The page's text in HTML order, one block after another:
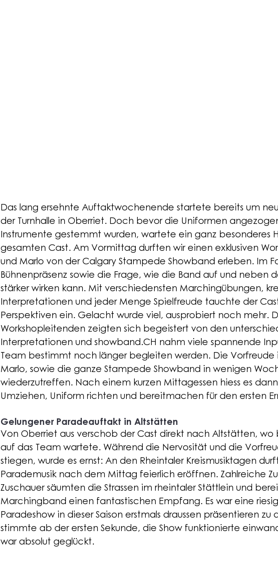
Das lang ersehnte Auftaktwochenende startete bereits um
der Turnhalle in Oberriet. Doch bevor die Uniformen
Instrumente gestemmt wurden, wartete ein ganz besonderes
gesamten Cast. Am Vormittag durften wir einen exklusiven
und Marlo von der Calgary Stampede Showband erleben. Im
Bühnenpräsenz sowie die Frage, wie die Band auf und neben
stärker wirken kann. Mit verschiedensten Marchingübungen,
Interpretationen und jeder Menge Spielfreude tauchte der
Perspektiven ein. Gelacht wurde viel, ausprobiert noch mehr.
Workshopleitenden zeigten sich begeistert von den
Interpretationen und showband.CH nahm viele spannende
Team bestimmt noch länger begleiten werden. Die Vorfreude
Marlo, sowie die ganze Stampede Showband in wenigen
wiederzutreffen. Nach einem kurzen Mittagessen hiess es dann
Umziehen, Uniform richten und bereitmachen für den ersten
Gelungener Paradeauftakt in Altstätten
Von Oberriet aus verschob der Cast direkt nach Altstätten, wo
auf das Team wartete. Während die Nervosität und die
stiegen, wurde es ernst: An den Rheintaler Kreismusiktagen
Parademusik nach dem Mittag feierlich eröffnen. Zahlreiche
Zuschauer säumten die Strassen im rheintaler Stättlein und
Marchingband einen fantastischen Empfang. Es war eine
Paradeshow in dieser Saison erstmals draussen präsentieren zu
stimmte ab der ersten Sekunde, die Show funktionierte
war absolut geglückt.